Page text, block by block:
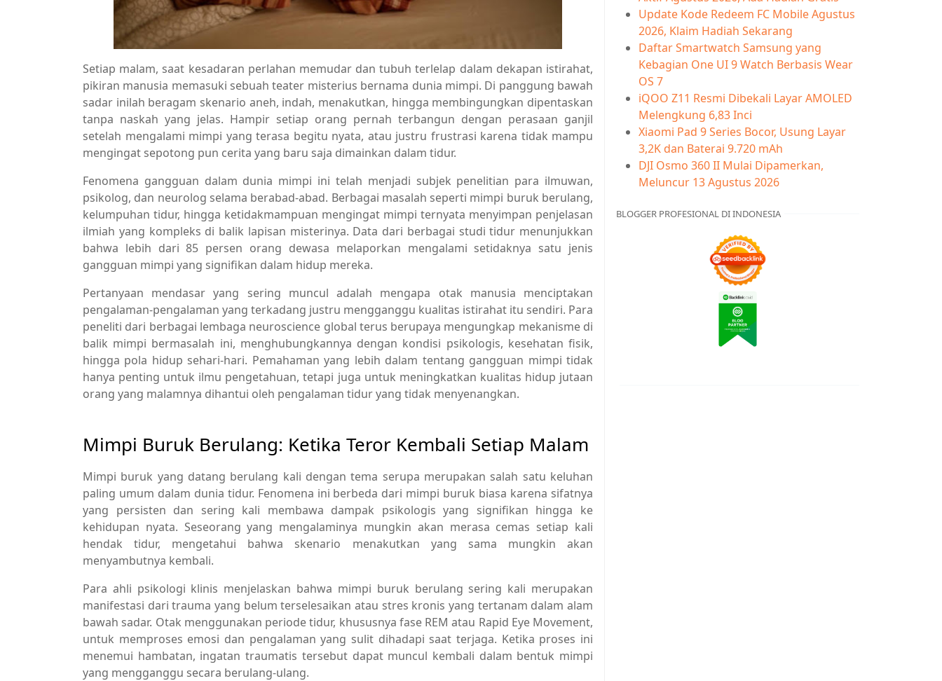
Setiap malam, saat kesadaran perlahan memudar dan tubuh terlelap dalam dekapan istirahat,
pikiran manusia memasuki sebuah teater misterius bernama dunia mimpi. Di panggung bawah
sadar inilah beragam skenario aneh, indah, menakutkan, hingga membingungkan dipentaskan
tanpa naskah yang jelas. Hampir setiap orang pernah terbangun dengan perasaan ganjil
setelah mengalami mimpi yang terasa begitu nyata, atau justru frustrasi karena tidak mampu
mengingat sepotong pun cerita yang baru saja dimainkan dalam tidur.
Fenomena gangguan dalam dunia mimpi ini telah menjadi subjek penelitian para ilmuwan,
psikolog, dan neurolog selama berabad-abad. Berbagai masalah seperti mimpi buruk berulang,
kelumpuhan tidur, hingga ketidakmampuan mengingat mimpi ternyata menyimpan penjelasan
ilmiah yang kompleks di balik lapisan misterinya. Data dari berbagai studi tidur menunjukkan
bahwa lebih dari 85 persen orang dewasa melaporkan mengalami setidaknya satu jenis
gangguan mimpi yang signifikan dalam hidup mereka.
Pertanyaan mendasar yang sering muncul adalah mengapa otak manusia menciptakan
pengalaman-pengalaman yang terkadang justru mengganggu kualitas istirahat itu sendiri. Para
peneliti dari berbagai lembaga neuroscience global terus berupaya mengungkap mekanisme di
balik mimpi bermasalah ini, menghubungkannya dengan kondisi psikologis, kesehatan fisik,
hingga pola hidup sehari-hari. Pemahaman yang lebih dalam tentang gangguan mimpi tidak
hanya penting untuk ilmu pengetahuan, tetapi juga untuk meningkatkan kualitas hidup jutaan
orang yang malamnya dihantui oleh pengalaman tidur yang tidak menyenangkan.
Mimpi Buruk Berulang: Ketika Teror Kembali Setiap Malam
Mimpi buruk yang datang berulang kali dengan tema serupa merupakan salah satu keluhan
paling umum dalam dunia tidur. Fenomena ini berbeda dari mimpi buruk biasa karena sifatnya
yang persisten dan sering kali membawa dampak psikologis yang signifikan hingga ke
kehidupan nyata. Seseorang yang mengalaminya mungkin akan merasa cemas setiap kali
hendak tidur, mengetahui bahwa skenario menakutkan yang sama mungkin akan
menyambutnya kembali.
Para ahli psikologi klinis menjelaskan bahwa mimpi buruk berulang sering kali merupakan
manifestasi dari trauma yang belum terselesaikan atau stres kronis yang tertanam dalam alam
bawah sadar. Otak menggunakan periode tidur, khususnya fase REM atau Rapid Eye Movement,
untuk memproses emosi dan pengalaman yang sulit dihadapi saat terjaga. Ketika proses ini
menemui hambatan, ingatan traumatis tersebut dapat muncul kembali dalam bentuk mimpi
yang mengganggu secara berulang-ulang.
Update Kode Redeem FC Mobile Agustus
2026, Klaim Hadiah Sekarang
Daftar Smartwatch Samsung yang
Kebagian One UI 9 Watch Berbasis Wear
OS 7
iQOO Z11 Resmi Dibekali Layar AMOLED
Melengkung 6,83 Inci
Xiaomi Pad 9 Series Bocor, Usung Layar
3,2K dan Baterai 9.720 mAh
DJI Osmo 360 II Mulai Dipamerkan,
Meluncur 13 Agustus 2026
BLOGGER PROFESIONAL DI INDONESIA